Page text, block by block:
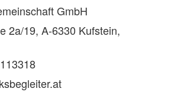
GmbH
2a/19, A-6330 Kufstein,